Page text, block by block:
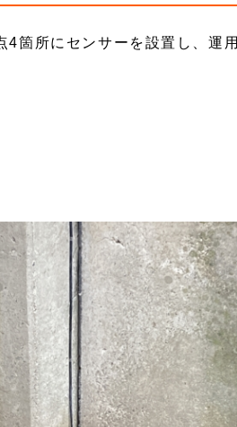
箇所にセンサーを設置し、運用